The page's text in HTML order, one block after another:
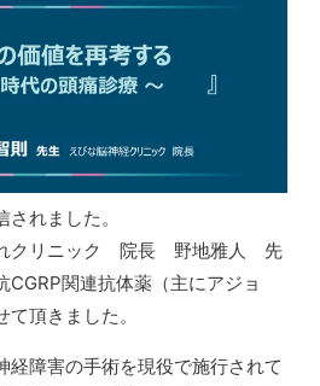
れました。
れクリニック 院長 野地雅人 先
CGRP関連抗体薬（主にアジョ
頂きました。
経障害の手術を現役で施行されて